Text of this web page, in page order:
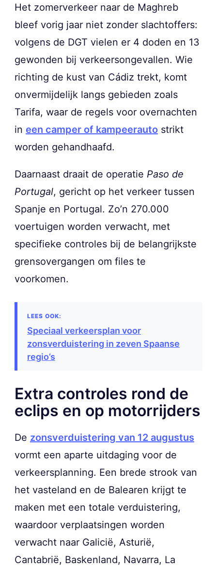
Het zomerverkeer naar de Maghreb
bleef vorig jaar niet zonder slachtoffers:
volgens de DGT vielen er 4 doden en 13
gewonden bij verkeersongevallen. Wie
richting de kust van Cádiz trekt, komt
onvermijdelijk langs gebieden zoals
Tarifa, waar de regels voor overnachten
in een camper of kampeerauto strikt
worden gehandhaafd.
Daarnaast draait de operatie Paso de
Portugal, gericht op het verkeer tussen
Spanje en Portugal. Zo’n 270.000
voertuigen worden verwacht, met
specifieke controles bij de belangrijkste
grensovergangen om files te
voorkomen.
Speciaal verkeersplan voor
zonsverduistering in zeven Spaanse
regio’s
Extra controles rond de
eclips en op motorrijders
De zonsverduistering van 12 augustus
vormt een aparte uitdaging voor de
verkeersplanning. Een brede strook van
het vasteland en de Balearen krijgt te
maken met een totale verduistering,
waardoor verplaatsingen worden
verwacht naar Galicië, Asturië,
Cantabrië, Baskenland, Navarra, La